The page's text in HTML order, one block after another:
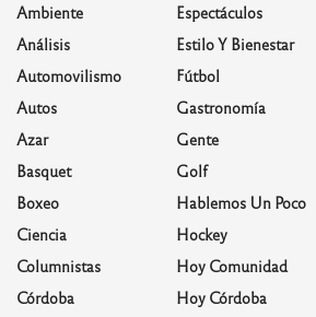
Ambiente
Análisis
Automovilismo
Autos
Azar
Basquet
Boxeo
Ciencia
Columnistas
Córdoba
Espectáculos
Estilo Y Bienestar
Fútbol
Gastronomía
Gente
Golf
Hablemos Un Poco
Hockey
Hoy Comunidad
Hoy Córdoba